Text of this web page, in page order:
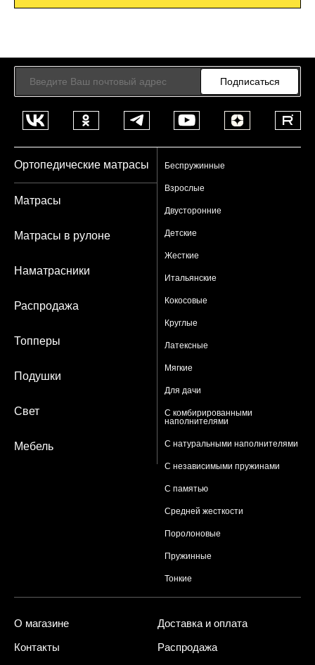
Подписаться
Ортопедические матрасы Беспружинные
Взрослые
Двусторонние
Детские
Жесткие
Итальянские
Кокосовые
Круглые
Латексные
Мягкие
Для дачи
С комбирированными
наполнителями
С натуральными наполнителями
С независимыми пружинами
С памятью
Средней жесткости
Поролоновые
Пружинные
Тонкие
Матрасы
Матрасы в рулоне
Наматрасники
Распродажа
Топперы
Подушки
Свет
Мебель
О магазине
Доставка и оплата
Контакты
Распродажа